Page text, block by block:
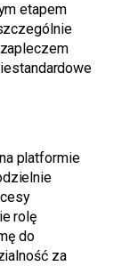
etapem
platformie
rolę
do
za